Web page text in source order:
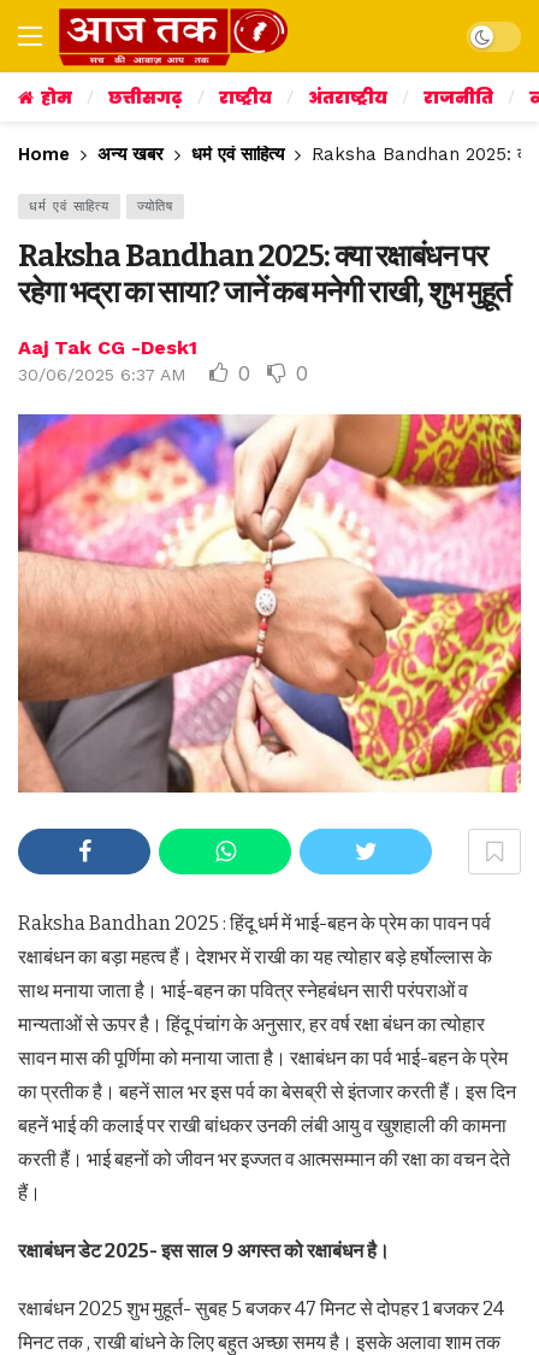
Dark
होम छत्तीसगढ़ राष्ट्रीय अंतराष्ट्रीय राजनीति
Home अन्य खबर धर्म एवं साहित्य Raksha Bandhan 2025: क्या
धर्म एवं साहित्य ज्योतिष
Raksha Bandhan 2025: क्या रक्षाबंधन पर
रहेगा भद्रा का साया? जानें कब मनेगी राखी, शुभ मुहूर्त
Aaj Tak CG -Desk1
30/06/2025 6:37 AM 0 0
Raksha Bandhan 2025 : हिंदू धर्म में भाई-बहन के प्रेम का पावन पर्व
रक्षाबंधन का बड़ा महत्व हैं। देशभर में राखी का यह त्योहार बड़े हर्षोल्लास के
साथ मनाया जाता है। भाई-बहन का पवित्र स्नेहबंधन सारी परंपराओं व
मान्यताओं से ऊपर है। हिंदू पंचांग के अनुसार, हर वर्ष रक्षा बंधन का त्योहार
सावन मास की पूर्णिमा को मनाया जाता है। रक्षाबंधन का पर्व भाई-बहन के प्रेम
का प्रतीक है। बहनें साल भर इस पर्व का बेसब्री से इंतजार करती हैं। इस दिन
बहनें भाई की कलाई पर राखी बांधकर उनकी लंबी आयु व खुशहाली की कामना
करती हैं। भाई बहनों को जीवन भर इज्जत व आत्मसम्मान की रक्षा का वचन देते
हैं।
रक्षाबंधन डेट 2025- इस साल 9 अगस्त को रक्षाबंधन है।
रक्षाबंधन 2025 शुभ मुहूर्त- सुबह 5 बजकर 47 मिनट से दोपहर 1 बजकर 24
मिनट तक , राखी बांधने के लिए बहुत अच्छा समय है। इसके अलावा शाम तक